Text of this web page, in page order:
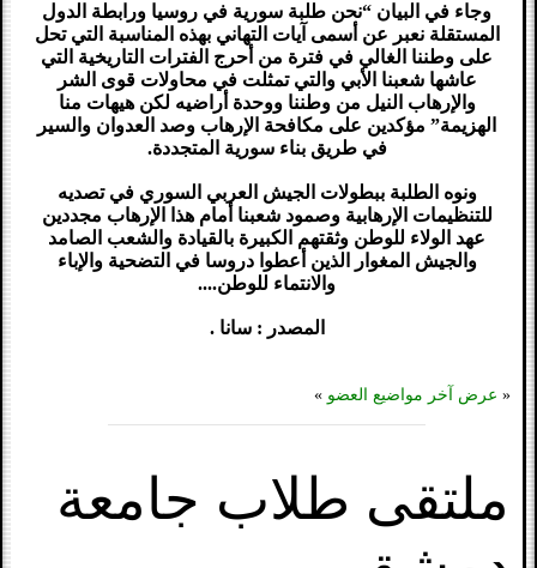
وجاء في البيان “نحن طلبة سورية في روسيا ورابطة الدول
المستقلة نعبر عن أسمى آيات التهاني بهذه المناسبة التي تحل
على وطننا الغالي في فترة من أحرج الفترات التاريخية التي
عاشها شعبنا الأبي والتي تمثلت في محاولات قوى الشر
والإرهاب النيل من وطننا ووحدة أراضيه لكن هيهات منا
الهزيمة” مؤكدين على مكافحة الإرهاب وصد العدوان والسير
في طريق بناء سورية المتجددة.
ونوه الطلبة ببطولات الجيش العربي السوري في تصديه
للتنظيمات الإرهابية وصمود شعبنا أمام هذا الإرهاب مجددين
عهد الولاء للوطن وثقتهم الكبيرة بالقيادة والشعب الصامد
والجيش المغوار الذين أعطوا دروسا في التضحية والإباء
والانتماء للوطن....
المصدر : سانا .
« عرض آخر مواضيع العضو »
ملتقى طلاب جامعة